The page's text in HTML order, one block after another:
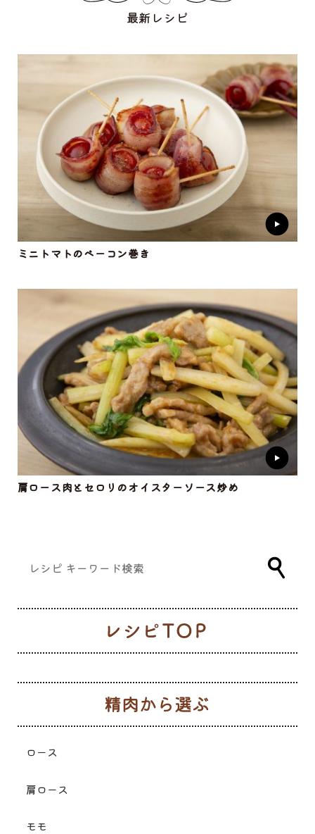
最新レシピ
ミニトマトのベーコン巻き
肩ロース肉とセロリのオイスターソース炒め
ロース
肩ロース
モモ